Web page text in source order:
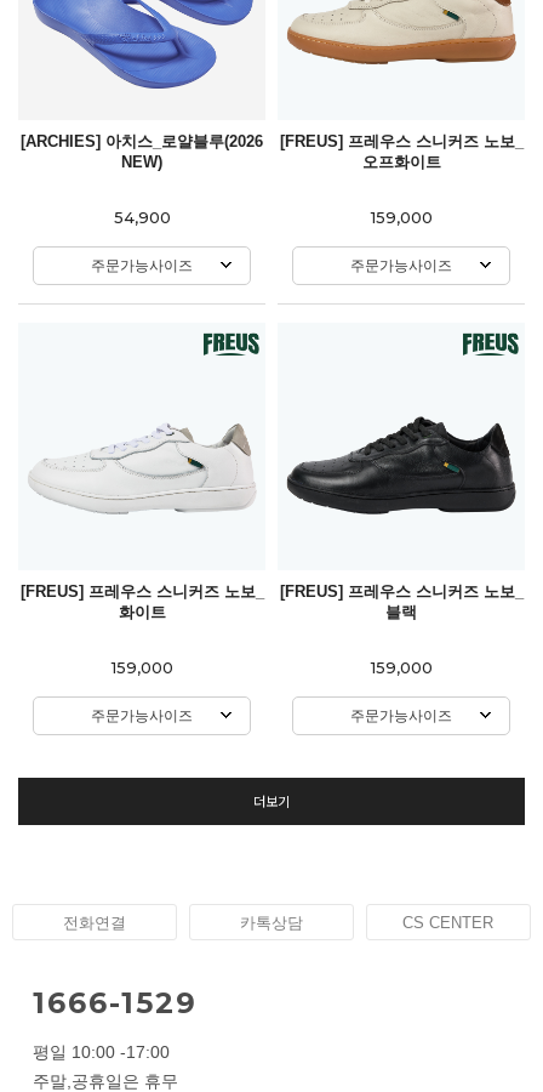
[ARCHIES] 아치스_로얄블루(2026
NEW)
54,900
주문가능사이즈
[FREUS] 프레우스 스니커즈 노보_
오프화이트
159,000
주문가능사이즈
[FREUS] 프레우스 스니커즈 노보_
화이트
159,000
주문가능사이즈
[FREUS] 프레우스 스니커즈 노보_
블랙
159,000
주문가능사이즈
더보기
전화연결 카톡상담 CS CENTER
1666-1529
평일 10:00 -17:00
주말,공휴일은 휴무